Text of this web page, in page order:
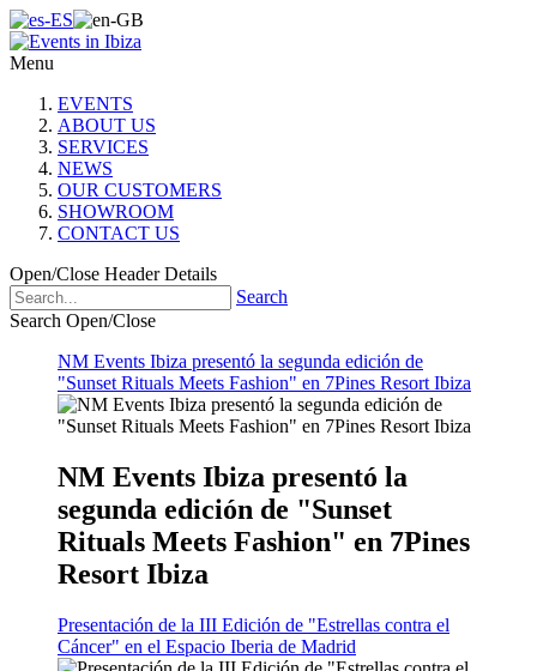
Menu
EVENTS
ABOUT US
SERVICES
NEWS
OUR CUSTOMERS
SHOWROOM
CONTACT US
Open/Close Header Details
Search
Search Open/Close
NM Events Ibiza presentó la segunda edición de
"Sunset Rituals Meets Fashion" en 7Pines Resort Ibiza
NM Events Ibiza presentó la
segunda edición de "Sunset
Rituals Meets Fashion" en 7Pines
Resort Ibiza
Presentación de la III Edición de "Estrellas contra el
Cáncer" en el Espacio Iberia de Madrid